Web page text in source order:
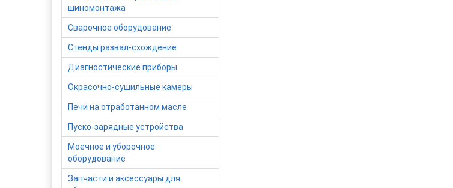
шиномонтажа
Сварочное оборудование
Стенды развал-схождение
Диагностические приборы
Окрасочно-сушильные камеры
Печи на отработанном масле
Пуско-зарядные устройства
Моечное и уборочное
оборудование
Запчасти и аксессуары для